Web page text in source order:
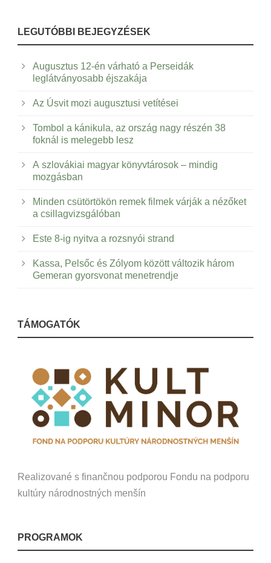
LEGUTÓBBI BEJEGYZÉSEK
Augusztus 12-én várható a Perseidák
leglátványosabb éjszakája
Az Úsvit mozi augusztusi vetítései
Tombol a kánikula, az ország nagy részén 38
foknál is melegebb lesz
A szlovákiai magyar könyvtárosok – mindig
mozgásban
Minden csütörtökön remek filmek várják a nézőket
a csillagvizsgálóban
Este 8-ig nyitva a rozsnyói strand
Kassa, Pelsőc és Zólyom között változik három
Gemeran gyorsvonat menetrendje
TÁMOGATÓK
Realizované s finančnou podporou Fondu na podporu
kultúry národnostných menšín
PROGRAMOK